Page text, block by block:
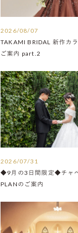
2026/08/07
TAKAMI BRIDAL 新作カ
ご案内 part.2
2026/07/31
◆9月の3日間限定◆チャ
PLANのご案内